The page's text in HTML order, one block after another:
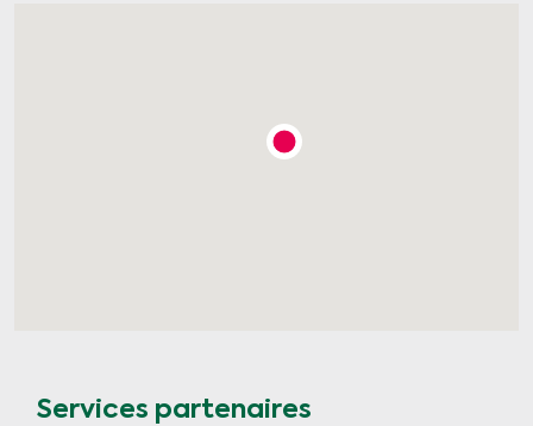
Services partenaires